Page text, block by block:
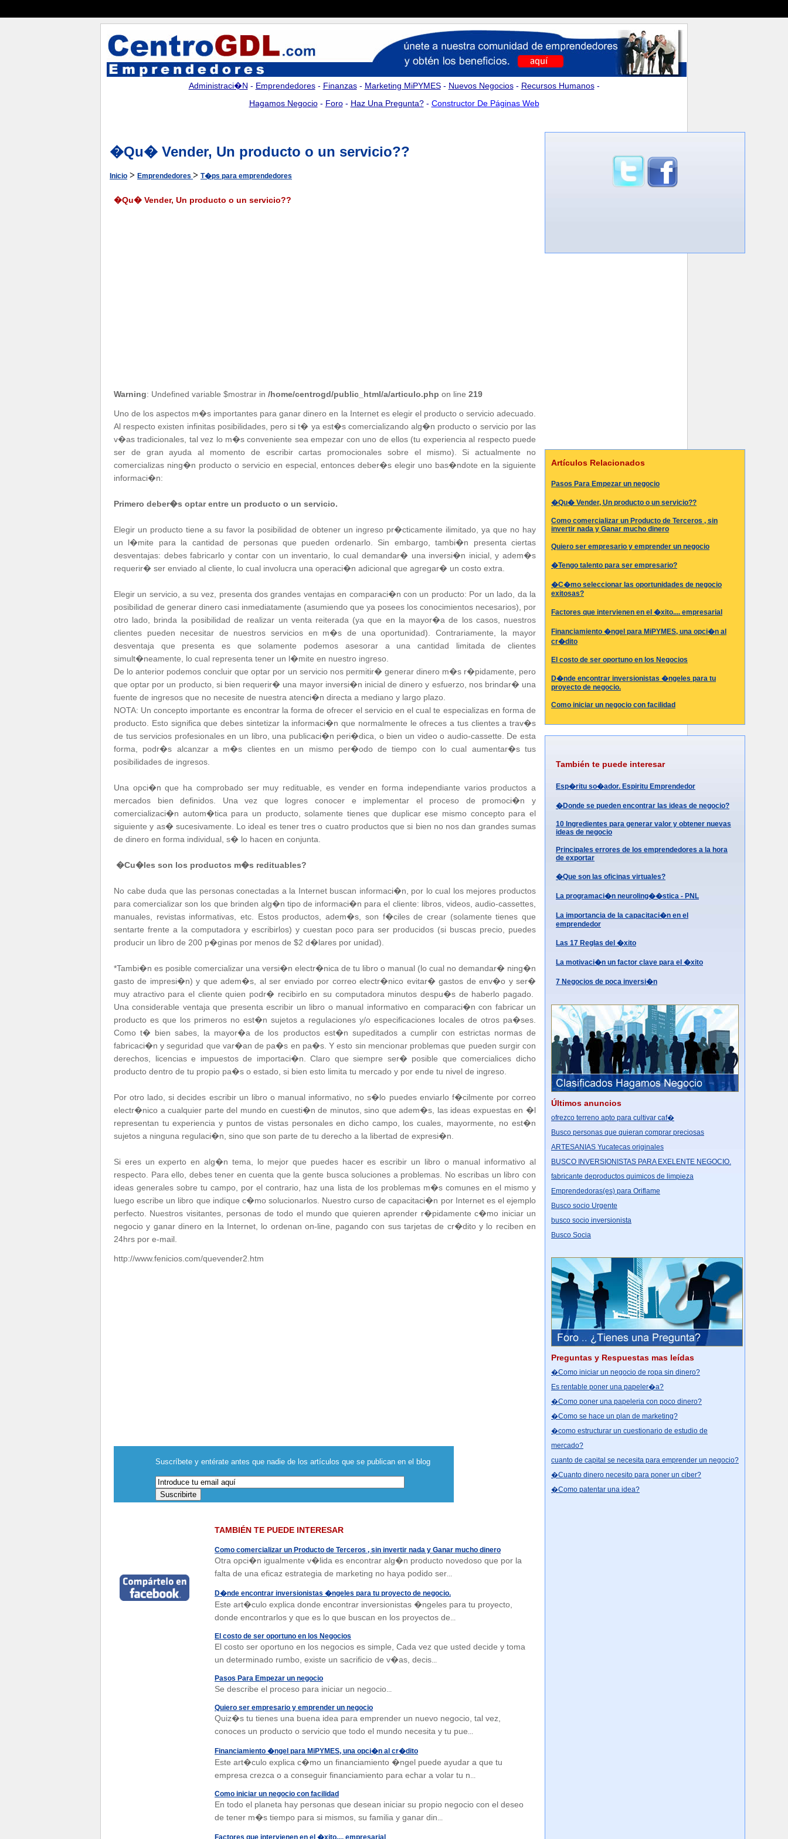
Administraci�n - Emprendedores- Finanzas- Marketing MiPYMES- Nuevos Negocios- Recursos Humanos-
Hagamos Negocio- Foro- Haz Una Pregunta?- Constructor De Páginas Web
�Qu� Vender, Un producto o un servicio??
Inicio > Emprendedores > T�ps para emprendedores
�Qu� Vender, Un producto o un servicio??
Warning: Undefined variable $mostrar in /home/centrogd/public_html/a/articulo.php on line 219
Uno de los aspectos m�s importantes para ganar dinero en la Internet es elegir el producto o servicio adecuado.
Al respecto existen infinitas posibilidades, pero si t� ya est�s comercializando alg�n producto o servicio por las
v�as tradicionales, tal vez lo m�s conveniente sea empezar con uno de ellos (tu experiencia al respecto puede
ser de gran ayuda al momento de escribir cartas promocionales sobre el mismo). Si actualmente no
comercializas ning�n producto o servicio en especial, entonces deber�s elegir uno bas�ndote en la siguiente
informaci�n:
Primero deber�s optar entre un producto o un servicio.
Elegir un producto tiene a su favor la posibilidad de obtener un ingreso pr�cticamente ilimitado, ya que no hay
un l�mite para la cantidad de personas que pueden ordenarlo. Sin embargo, tambi�n presenta ciertas
desventajas: debes fabricarlo y contar con un inventario, lo cual demandar� una inversi�n inicial, y adem�s
requerir� ser enviado al cliente, lo cual involucra una operaci�n adicional que agregar� un costo extra.
Elegir un servicio, a su vez, presenta dos grandes ventajas en comparaci�n con un producto: Por un lado, da la
posibilidad de generar dinero casi inmediatamente (asumiendo que ya posees los conocimientos necesarios), por
otro lado, brinda la posibilidad de realizar un venta reiterada (ya que en la mayor�a de los casos, nuestros
clientes pueden necesitar de nuestros servicios en m�s de una oportunidad). Contrariamente, la mayor
desventaja que presenta es que solamente podemos asesorar a una cantidad limitada de clientes
simult�neamente, lo cual representa tener un l�mite en nuestro ingreso.
De lo anterior podemos concluir que optar por un servicio nos permitir� generar dinero m�s r�pidamente, pero
que optar por un producto, si bien requerir� una mayor inversi�n inicial de dinero y esfuerzo, nos brindar� una
fuente de ingresos que no necesite de nuestra atenci�n directa a mediano y largo plazo.
NOTA: Un concepto importante es encontrar la forma de ofrecer el servicio en el cual te especializas en forma de
producto. Esto significa que debes sintetizar la informaci�n que normalmente le ofreces a tus clientes a trav�s
de tus servicios profesionales en un libro, una publicaci�n peri�dica, o bien un video o audio-cassette. De esta
forma, podr�s alcanzar a m�s clientes en un mismo per�odo de tiempo con lo cual aumentar�s tus
posibilidades de ingresos.
Una opci�n que ha comprobado ser muy redituable, es vender en forma independiante varios productos a
mercados bien definidos. Una vez que logres conocer e implementar el proceso de promoci�n y
comercializaci�n autom�tica para un producto, solamente tienes que duplicar ese mismo concepto para el
siguiente y as� sucesivamente. Lo ideal es tener tres o cuatro productos que si bien no nos dan grandes sumas
de dinero en forma individual, s� lo hacen en conjunta.
�Cu�les son los productos m�s redituables?
No cabe duda que las personas conectadas a la Internet buscan informaci�n, por lo cual los mejores productos
para comercializar son los que brinden alg�n tipo de informaci�n para el cliente: libros, videos, audio-cassettes,
manuales, revistas informativas, etc. Estos productos, adem�s, son f�ciles de crear (solamente tienes que
sentarte frente a la computadora y escribirlos) y cuestan poco para ser producidos (si buscas precio, puedes
producir un libro de 200 p�ginas por menos de $2 d�lares por unidad).
*Tambi�n es posible comercializar una versi�n electr�nica de tu libro o manual (lo cual no demandar� ning�n
gasto de impresi�n) y que adem�s, al ser enviado por correo electr�nico evitar� gastos de env�o y ser�
muy atractivo para el cliente quien podr� recibirlo en su computadora minutos despu�s de haberlo pagado.
Una considerable ventaja que presenta escribir un libro o manual informativo en comparaci�n con fabricar un
producto es que los primeros no est�n sujetos a regulaciones y/o especificaciones locales de otros pa�ses.
Como t� bien sabes, la mayor�a de los productos est�n supeditados a cumplir con estrictas normas de
fabricaci�n y seguridad que var�an de pa�s en pa�s. Y esto sin mencionar problemas que pueden surgir con
derechos, licencias e impuestos de importaci�n. Claro que siempre ser� posible que comercialices dicho
producto dentro de tu propio pa�s o estado, si bien esto limita tu mercado y por ende tu nivel de ingreso.
Por otro lado, si decides escribir un libro o manual informativo, no s�lo puedes enviarlo f�cilmente por correo
electr�nico a cualquier parte del mundo en cuesti�n de minutos, sino que adem�s, las ideas expuestas en �l
representan tu experiencia y puntos de vistas personales en dicho campo, los cuales, mayormente, no est�n
sujetos a ninguna regulaci�n, sino que son parte de tu derecho a la libertad de expresi�n.
Si eres un experto en alg�n tema, lo mejor que puedes hacer es escribir un libro o manual informativo al
respecto. Para ello, debes tener en cuenta que la gente busca soluciones a problemas. No escribas un libro con
ideas generales sobre tu campo, por el contrario, haz una lista de los problemas m�s comunes en el mismo y
luego escribe un libro que indique c�mo solucionarlos. Nuestro curso de capacitaci�n por Internet es el ejemplo
perfecto. Nuestros visitantes, personas de todo el mundo que quieren aprender r�pidamente c�mo iniciar un
negocio y ganar dinero en la Internet, lo ordenan on-line, pagando con sus tarjetas de cr�dito y lo reciben en
24hrs por e-mail.
http://www.fenicios.com/quevender2.htm
Suscríbete y entérate antes que nadie de los artículos que se publican en el blog
TAMBIÉN TE PUEDE INTERESAR
Como comercializar un Producto de Terceros , sin invertir nada y Ganar mucho dinero
Otra opci�n igualmente v�lida es encontrar alg�n producto novedoso que por la
falta de una eficaz estrategia de marketing no haya podido ser...
D�nde encontrar inversionistas �ngeles para tu proyecto de negocio.
Este art�culo explica donde encontrar inversionistas �ngeles para tu proyecto,
donde encontrarlos y que es lo que buscan en los proyectos de...
El costo de ser oportuno en los Negocios
El costo ser oportuno en los negocios es simple, Cada vez que usted decide y toma
un determinado rumbo, existe un sacrificio de v�as, decis...
Pasos Para Empezar un negocio
Se describe el proceso para iniciar un negocio...
Quiero ser empresario y emprender un negocio
Quiz�s tu tienes una buena idea para emprender un nuevo negocio, tal vez,
conoces un producto o servicio que todo el mundo necesita y tu pue...
Financiamiento �ngel para MiPYMES, una opci�n al cr�dito
Este art�culo explica c�mo un financiamiento �ngel puede ayudar a que tu
empresa crezca o a conseguir financiamiento para echar a volar tu n...
Como iniciar un negocio con facilidad
En todo el planeta hay personas que desean iniciar su propio negocio con el deseo
de tener m�s tiempo para si mismos, su familia y ganar din...
Factores que intervienen en el �xito.... empresarial
Artículos Relacionados
Pasos Para Empezar un negocio
�Qu� Vender, Un producto o un servicio??
Como comercializar un Producto de Terceros , sin
invertir nada y Ganar mucho dinero
Quiero ser empresario y emprender un negocio
�Tengo talento para ser empresario?
�C�mo seleccionar las oportunidades de negocio
exitosas?
Factores que intervienen en el �xito.... empresarial
Financiamiento �ngel para MiPYMES, una opci�n al
cr�dito
El costo de ser oportuno en los Negocios
D�nde encontrar inversionistas �ngeles para tu
proyecto de negocio.
Como iniciar un negocio con facilidad
También te puede interesar
Esp�ritu so�ador. Espiritu Emprendedor
�Donde se pueden encontrar las ideas de negocio?
10 Ingredientes para generar valor y obtener nuevas
ideas de negocio
Principales errores de los emprendedores a la hora
de exportar
�Que son las oficinas virtuales?
La programaci�n neuroling��stica - PNL
La importancia de la capacitaci�n en el
emprendedor
Las 17 Reglas del �xito
La motivaci�n un factor clave para el �xito
7 Negocios de poca inversi�n
Últimos anuncios
ofrezco terreno apto para cultivar caf�
Busco personas que quieran comprar preciosas
ARTESANIAS Yucatecas originales
BUSCO INVERSIONISTAS PARA EXELENTE NEGOCIO.
fabricante deproductos quimicos de limpieza
Emprendedoras(es) para Oriflame
Busco socio Urgente
busco socio inversionista
Busco Socia
Preguntas y Respuestas mas leídas
�Como iniciar un negocio de ropa sin dinero?
Es rentable poner una papeler�a?
�Como poner una papeleria con poco dinero?
�Como se hace un plan de marketing?
�como estructurar un cuestionario de estudio de
mercado?
cuanto de capital se necesita para emprender un negocio?
�Cuanto dinero necesito para poner un ciber?
�Como patentar una idea?